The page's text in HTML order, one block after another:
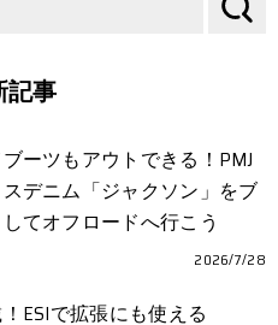
記事
ーツもアウトできる！PMJ
デニム「ジャクソン」をブ
てオフロードへ行こう
2026/7/28
ESIで拡張にも使える